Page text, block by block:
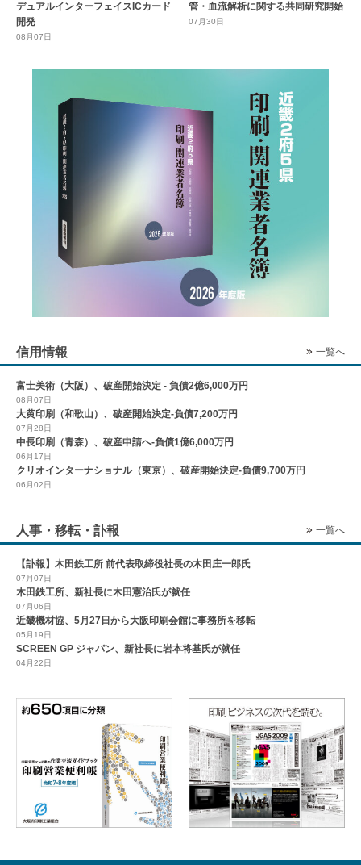
デュアルインターフェイスICカード
開発
08月07日
管・血流解析に関する共同研究開始
07月30日
信用情報 一覧へ
富士美術（大阪）、破産開始決定 - 負債2億6,000万円
08月07日
大黄印刷（和歌山）、破産開始決定-負債7,200万円
07月28日
中長印刷（青森）、破産申請へ-負債1億6,000万円
06月17日
クリオインターナショナル（東京）、破産開始決定-負債9,700万円
06月02日
人事・移転・訃報 一覧へ
【訃報】木田鉄工所 前代表取締役社長の木田庄一郎氏
07月07日
木田鉄工所、新社長に木田憲治氏が就任
07月06日
近畿機材協、5月27日から大阪印刷会館に事務所を移転
05月19日
SCREEN GP ジャパン、新社長に岩本将基氏が就任
04月22日